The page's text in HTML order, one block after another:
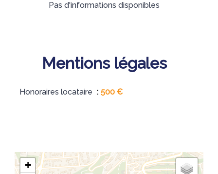
Pas d'informations disponibles
Mentions légales
Honoraires locataire 500 €
+